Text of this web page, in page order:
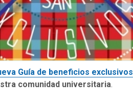
Guía de beneficios exclusivos
comunidad universitaria.